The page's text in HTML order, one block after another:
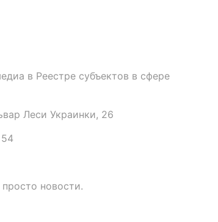
в Реестре субъектов в сфере
Леси Украинки, 26
новости.